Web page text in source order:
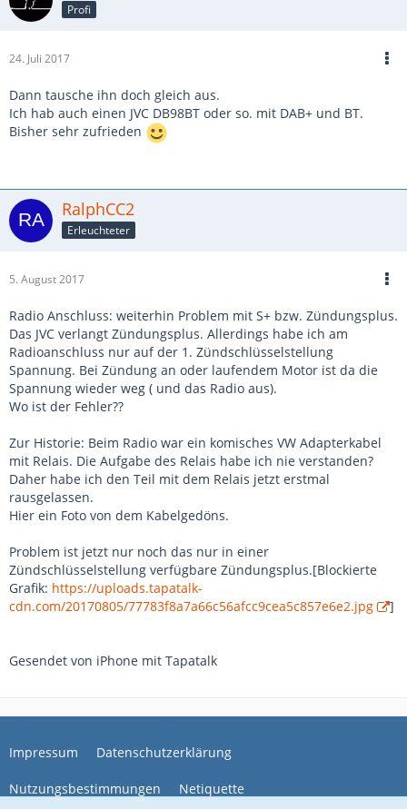
Profi
24. Juli 2017
Dann tausche ihn doch gleich aus.
Ich hab auch einen JVC DB98BT oder so. mit DAB+ und BT.
Bisher sehr zufrieden
RalphCC2
Erleuchteter
5. August 2017
Radio Anschluss: weiterhin Problem mit S+ bzw. Zündungsplus.
Das JVC verlangt Zündungsplus. Allerdings habe ich am
Radioanschluss nur auf der 1. Zündschlüsselstellung
Spannung. Bei Zündung an oder laufendem Motor ist da die
Spannung wieder weg ( und das Radio aus).
Wo ist der Fehler??
Zur Historie: Beim Radio war ein komisches VW Adapterkabel
mit Relais. Die Aufgabe des Relais habe ich nie verstanden?
Daher habe ich den Teil mit dem Relais jetzt erstmal
rausgelassen.
Hier ein Foto von dem Kabelgedöns.
Problem ist jetzt nur noch das nur in einer
Zündschlüsselstellung verfügbare Zündungsplus.[Blockierte
Grafik: https://uploads.tapatalk-
cdn.com/20170805/77783f8a7a66c56afcc9cea5c857e6e2.jpg
]
Gesendet von iPhone mit Tapatalk
Impressum Datenschutzerklärung
Nutzungsbestimmungen Netiquette